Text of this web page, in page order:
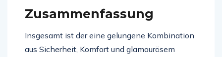
Zusammenfassung
Insgesamt ist der eine gelungene Kombination
aus Sicherheit, Komfort und glamourösem